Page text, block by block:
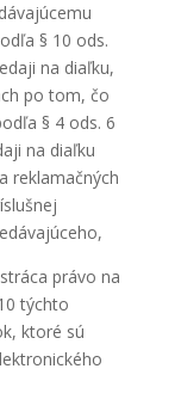
§ 10 ods.
na diaľku,
po tom, čo
§ 4 ods. 6
na diaľku
reklamačných
právo na
týchto
ktoré sú